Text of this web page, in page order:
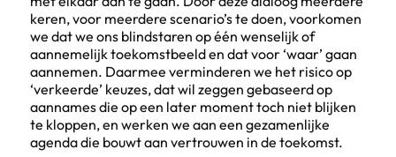
keren, voor meerdere scenario’s te doen, voorkomen
we dat we ons blindstaren op één wenselijk of
aannemelijk toekomstbeeld en dat voor ‘waar’ gaan
aannemen. Daarmee verminderen we het risico op
‘verkeerde’ keuzes, dat wil zeggen gebaseerd op
aannames die op een later moment toch niet blijken
te kloppen, en werken we aan een gezamenlijke
agenda die bouwt aan vertrouwen in de toekomst.